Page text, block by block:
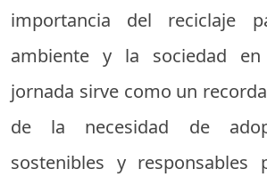
importancia del reciclaje
ambiente y la sociedad en
jornada sirve como un
de la necesidad de
sostenibles y responsables